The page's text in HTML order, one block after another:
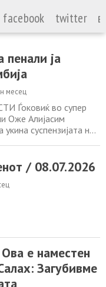
facebook twitter
пенали ја
месец
Ѓоковиќ во супер
Оже Алијасим
суспензијата на
поразен од КуПС во
Хасан: Ова е
– Салах: Загубивме
/ 08.07.2026
е наместен
Загубивме